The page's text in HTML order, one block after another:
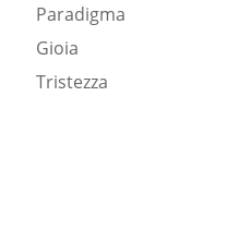
Paradigma
Gioia
Tristezza